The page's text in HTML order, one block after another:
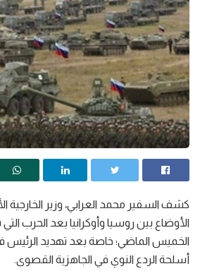
كشف السفير محمد العرابي، وزير الخارجية
الأوضاع بين روسيا وأوكرانيا بعد الحرب
الخميس الماضي؛ خاصة بعد تهديد الرئيس
أسلحة الردع النوي في الجاهزية القصوى.